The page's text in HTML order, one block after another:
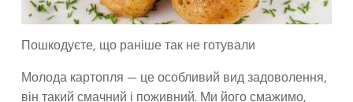
Пошкодуєте, що раніше так не готували
Молода картопля — це особливий вид задоволення,